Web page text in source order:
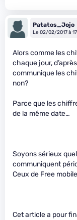
Patatos_Jojo
Le 02/02/2017 à
Alors comme les
chaque jour,
communique les
non?
Parce que les
de la même date…
Soyons sérieux
communiquent
Ceux de Free
Cet article a pour